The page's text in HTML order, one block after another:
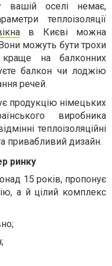
вашій оселі немає,
теплоізоляції
в Києвіможна
Вони можуть бути трохи
на балконних
балкон чи лоджію
речей.
продукцію німецьких
виробника
теплоізоляційні
привабливий дизайн.
ринку
15 років, пропонує
а й цілий комплекс